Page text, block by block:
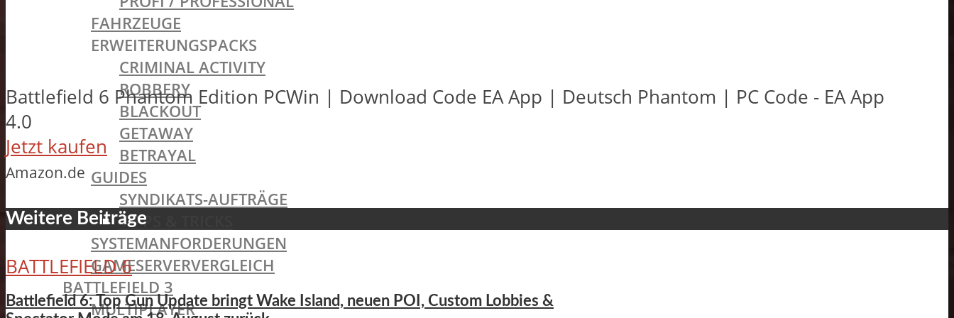
FAHRZEUGE
ERWEITERUNGSPACKS
CRIMINAL ACTIVITY
ROBBERY
BLACKOUT
GETAWAY
BETRAYAL
GUIDES
SYNDIKATS-AUFTRÄGE
TIPPS & TRICKS
SYSTEMANFORDERUNGEN
GAMESERVERVERGLEICH
BATTLEFIELD 3
MULTIPLAYER
Battlefield 6 Phantom Edition PCWin | Download Code EA App | Deutsch Phantom | PC Code - EA App
4.0
Jetzt kaufen
Amazon.de
Weitere Beiträge
BATTLEFIELD 6
Battlefield 6: Top Gun Update bringt Wake Island, neuen POI, Custom Lobbies &